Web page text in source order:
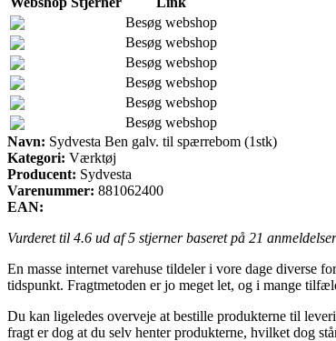
Besøg webshop
Besøg webshop
Besøg webshop
Besøg webshop
Besøg webshop
Besøg webshop
Navn: Sydvesta Ben galv. til spærrebom (1stk)
Kategori: Værktøj
Producent: Sydvesta
Varenummer: 881062400
EAN:
Vurderet til 4.6 ud af 5 stjerner baseret på 21 anmeldelser
En masse internet varehuse tildeler i vore dage diverse
tidspunkt. Fragtmetoden er jo meget let, og i mange
Du kan ligeledes overveje at bestille produkterne til
fragt er dog at du selv henter produkterne, hvilket dog